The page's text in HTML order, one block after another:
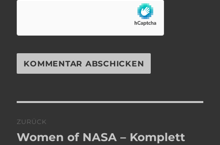
ZURÜCK
Vorheriger
Women of NASA – Komplett